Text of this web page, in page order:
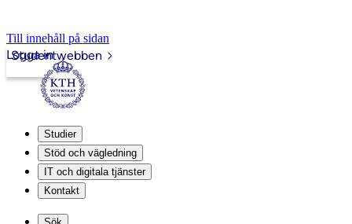
Till innehåll på sidan
Studentwebben
Logga in
Studier
Stöd och vägledning
IT och digitala tjänster
Kontakt